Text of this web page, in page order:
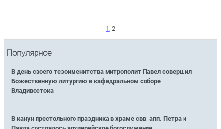
1 , 2
Популярное
В день своего тезоименитства митрополит Павел совершил
Божественную литургию в кафедральном соборе
Владивостока
В канун престольного праздника в храме свв. апп. Петра и